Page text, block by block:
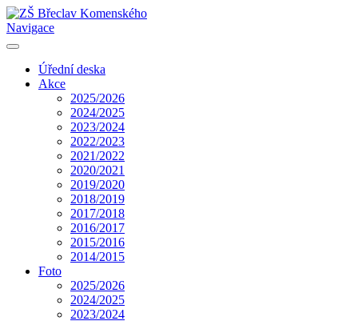
Navigace
Úřední deska
Akce
2025/2026
2024/2025
2023/2024
2022/2023
2021/2022
2020/2021
2019/2020
2018/2019
2017/2018
2016/2017
2015/2016
2014/2015
Foto
2025/2026
2024/2025
2023/2024